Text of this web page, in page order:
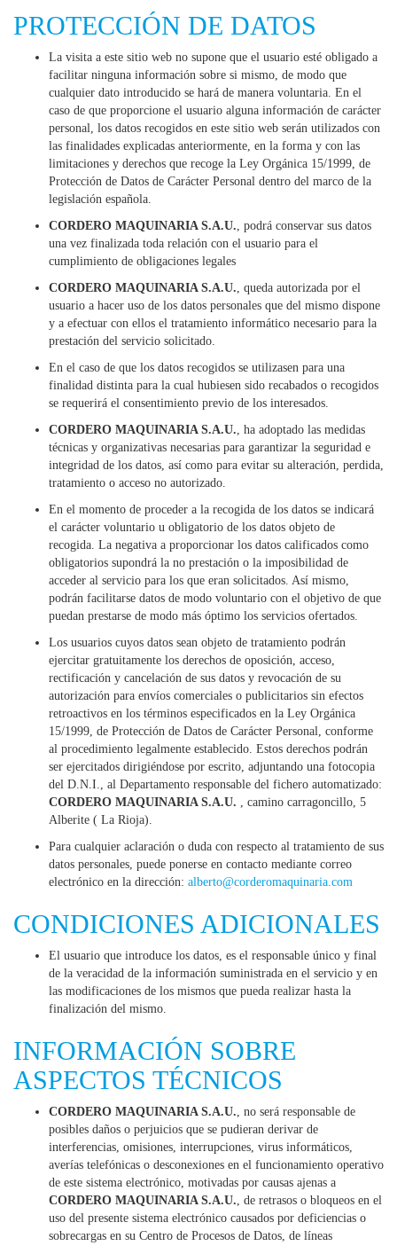
PROTECCIÓN DE DATOS
La visita a este sitio web no supone que el usuario esté obligado a
facilitar ninguna información sobre si mismo, de modo que
cualquier dato introducido se hará de manera voluntaria. En el
caso de que proporcione el usuario alguna información de carácter
personal, los datos recogidos en este sitio web serán utilizados con
las finalidades explicadas anteriormente, en la forma y con las
limitaciones y derechos que recoge la Ley Orgánica 15/1999, de
Protección de Datos de Carácter Personal dentro del marco de la
legislación española.
CORDERO MAQUINARIA S.A.U., podrá conservar sus datos
una vez finalizada toda relación con el usuario para el
cumplimiento de obligaciones legales
CORDERO MAQUINARIA S.A.U., queda autorizada por el
usuario a hacer uso de los datos personales que del mismo dispone
y a efectuar con ellos el tratamiento informático necesario para la
prestación del servicio solicitado.
En el caso de que los datos recogidos se utilizasen para una
finalidad distinta para la cual hubiesen sido recabados o recogidos
se requerirá el consentimiento previo de los interesados.
CORDERO MAQUINARIA S.A.U., ha adoptado las medidas
técnicas y organizativas necesarias para garantizar la seguridad e
integridad de los datos, así como para evitar su alteración, perdida,
tratamiento o acceso no autorizado.
En el momento de proceder a la recogida de los datos se indicará
el carácter voluntario u obligatorio de los datos objeto de
recogida. La negativa a proporcionar los datos calificados como
obligatorios supondrá la no prestación o la imposibilidad de
acceder al servicio para los que eran solicitados. Así mismo,
podrán facilitarse datos de modo voluntario con el objetivo de que
puedan prestarse de modo más óptimo los servicios ofertados.
Los usuarios cuyos datos sean objeto de tratamiento podrán
ejercitar gratuitamente los derechos de oposición, acceso,
rectificación y cancelación de sus datos y revocación de su
autorización para envíos comerciales o publicitarios sin efectos
retroactivos en los términos especificados en la Ley Orgánica
15/1999, de Protección de Datos de Carácter Personal, conforme
al procedimiento legalmente establecido. Estos derechos podrán
ser ejercitados dirigiéndose por escrito, adjuntando una fotocopia
del D.N.I., al Departamento responsable del fichero automatizado:
CORDERO MAQUINARIA S.A.U. , camino carragoncillo, 5
Alberite ( La Rioja).
Para cualquier aclaración o duda con respecto al tratamiento de sus
datos personales, puede ponerse en contacto mediante correo
electrónico en la dirección: alberto@corderomaquinaria.com
CONDICIONES ADICIONALES
El usuario que introduce los datos, es el responsable único y final
de la veracidad de la información suministrada en el servicio y en
las modificaciones de los mismos que pueda realizar hasta la
finalización del mismo.
INFORMACIÓN SOBRE
ASPECTOS TÉCNICOS
CORDERO MAQUINARIA S.A.U., no será responsable de
posibles daños o perjuicios que se pudieran derivar de
interferencias, omisiones, interrupciones, virus informáticos,
averías telefónicas o desconexiones en el funcionamiento operativo
de este sistema electrónico, motivadas por causas ajenas a
CORDERO MAQUINARIA S.A.U., de retrasos o bloqueos en el
uso del presente sistema electrónico causados por deficiencias o
sobrecargas en su Centro de Procesos de Datos, de líneas